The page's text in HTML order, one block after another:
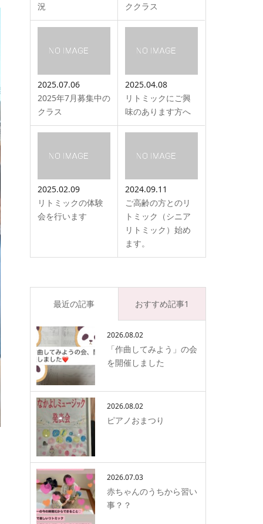
況
ククラス
2025.07.06
2025年7月募集中の
クラス
2025.04.08
リトミックにご興
味のあります方へ
2025.02.09
リトミックの体験
会を行います
2024.09.11
ご高齢の方とのリ
トミック（シニア
リトミック）始め
ます。
最近の記事 おすすめ記事1
2026.08.02
「作曲してみよう」の会
を開催しました
2026.08.02
ピアノおまつり
2026.07.03
赤ちゃんのうちから習い
事？？